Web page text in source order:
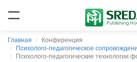
Главная
Конференция
Психолого-педагогическое
Психолого-педагогические технологии